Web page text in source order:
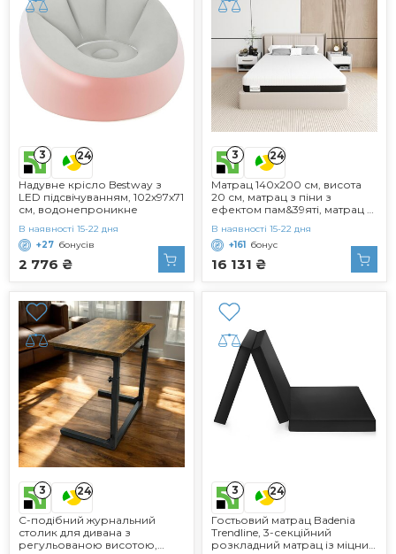
3 24
Надувне крісло Bestway з
LED підсвічуванням, 102х97х71
см, водонепроникне
2 776 ₴
В наявності 15-22 дня
+27 бонусів
3 24
Матрац 140x200 см, висота
20 см, матрац з піни з
ефектом пам&39яті, матрац з
комфорту, рівень жорсткості
H2 (суперм&39який),
двоспальний матрац, міцний
та зручний (140x200x20 см)
16 131 ₴
В наявності 15-22 дня
+161
бонус
3 24
С-подібний журнальний
столик для дивана з
регульованою висотою,
3 24
Гостьовий матрац Badenia
Trendline, 3-секційний
розкладний матрац із міцним